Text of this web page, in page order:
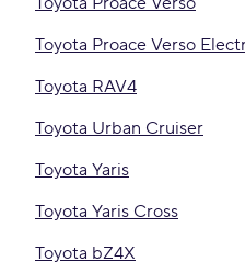
Toyota Proace Verso
Toyota RAV4
Toyota Urban Cruiser
Toyota Yaris
Toyota Yaris Cross
Toyota bZ4X